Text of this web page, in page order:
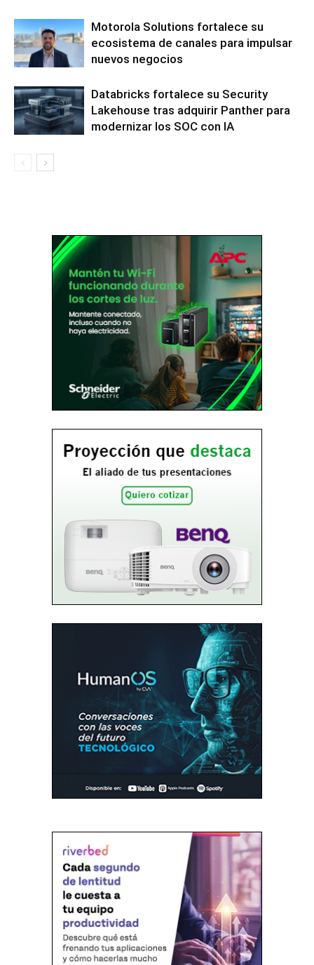
Motorola Solutions fortalece su
ecosistema de canales para impulsar
nuevos negocios
Databricks fortalece su Security
Lakehouse tras adquirir Panther para
modernizar los SOC con IA